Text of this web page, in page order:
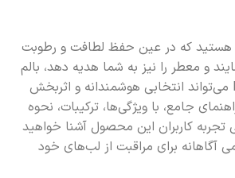
هستید که در عین حفظ لطافت و رطوبت
و معطر را نیز به شما هدیه دهد، بالم
لب داما مدل Peach می‌تواند انتخابی هوشمندانه و اثربخش
جامع، با ویژگی‌ها، ترکیبات، نحوه
تجربه کاربران این محصول آشنا خواهید
آگاهانه برای مراقبت از لب‌های خود